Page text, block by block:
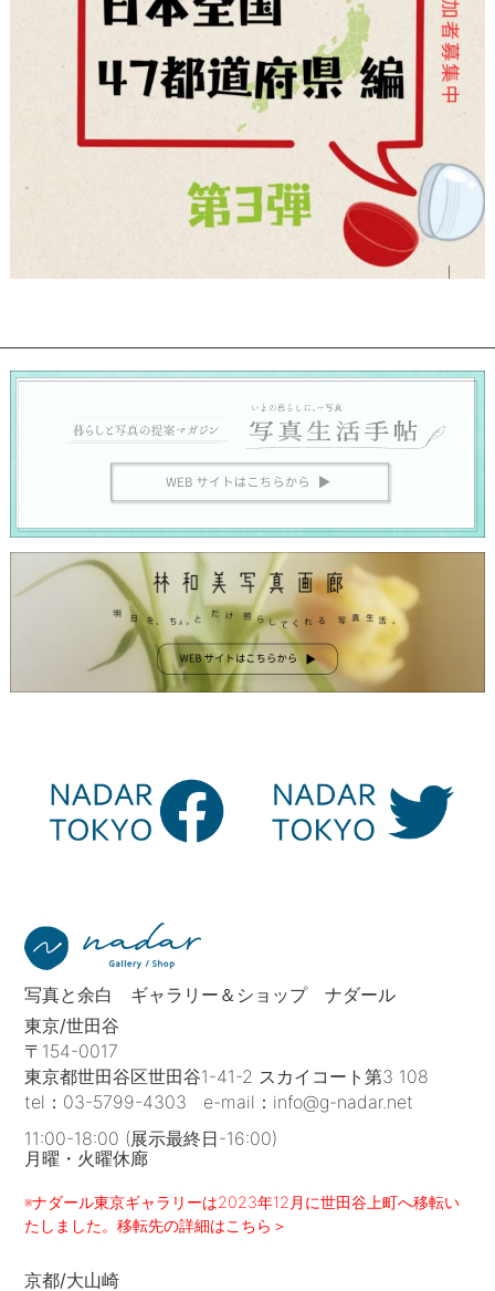
写真と余白 ギャラリー＆ショップ ナダール
東京/世田谷
〒154-0017
東京都世田谷区世田谷1-41-2 スカイコート第3 108
tel： 03-5799-4303 e-mail： info@g-nadar.net
11:00-18:00 (展示最終日-16:00)
月曜・火曜休廊
※ナダール東京ギャラリーは2023年12月に世田谷上町へ移転い
たしました。移転先の詳細はこちら＞
京都/大山崎